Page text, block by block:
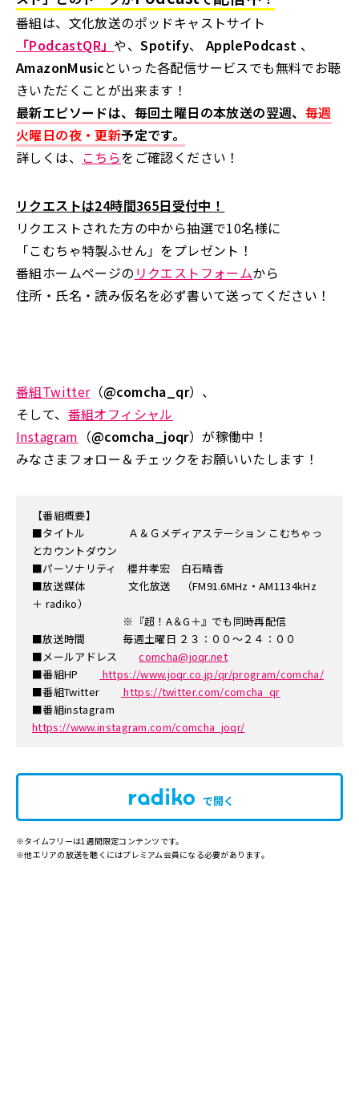
番組は、文化放送のポッドキャストサイト
「PodcastQR」や、Spotify、 ApplePodcast 、
AmazonMusicといった各配信サービスでも無料でお聴
きいただくことが出来ます！
最新エピソードは、毎回土曜日の本放送の翌週、 毎週
火曜日の夜・更新予定です。
詳しくは、 こちらをご確認ください！
リクエストは24時間365日受付中！
リクエストされた方の中から抽選で10名様に
「こむちゃ特製ふせん」をプレゼント！
番組ホームページの リクエストフォームから
住所・氏名・読み仮名を必ず書いて送ってください！
番組Twitter（@comcha_qr）、
そして、 番組オフィシャル
Instagram （@comcha_joqr）が稼働中！
みなさまフォロー＆チェックをお願いいたします！
【番組概要】
■タイトル Ａ＆Ｇメディアステーション こむちゃっ
とカウントダウン
■パーソナリティ 櫻井孝宏 白石晴香
■放送媒体 文化放送 （FM91.6MHz・AM1134kHz
＋ radiko）
※『超！A＆G＋』でも同時再配信
■放送時間 毎週土曜日 ２３：００～２４：００
■メールアドレスcomcha@joqr.net
■番組HP
https://www.joqr.co.jp/qr/program/comcha/
■番組Twitter
https://twitter.com/comcha_qr
■番組instagram
https://www.instagram.com/comcha_joqr/
で開く
※タイムフリーは1週間限定コンテンツです。
※他エリアの放送を聴くにはプレミアム会員になる必要があります。